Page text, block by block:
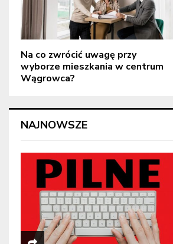
Na co zwrócić uwagę przy
wyborze mieszkania w centrum
Wągrowca?
NAJNOWSZE